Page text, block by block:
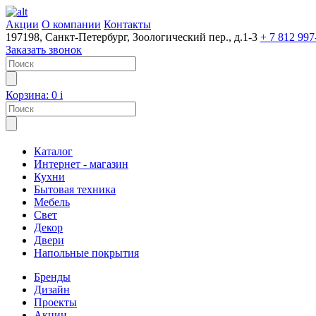
Акции О компании Контакты
197198, Санкт-Петербург, Зоологический пер., д.1-3 + 7 812
Заказать звонок
Корзина: 0 i
Каталог
Интернет - магазин
Кухни
Бытовая техника
Мебель
Свет
Декор
Двери
Напольные покрытия
Бренды
Дизайн
Проекты